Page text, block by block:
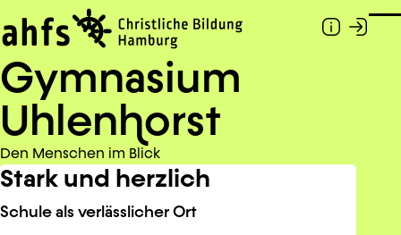
Zum Hauptinhalt springen
Gymnasium
Uhlenhorst
Den Menschen im Blick
Stark und herzlich
Schule als verlässlicher Ort